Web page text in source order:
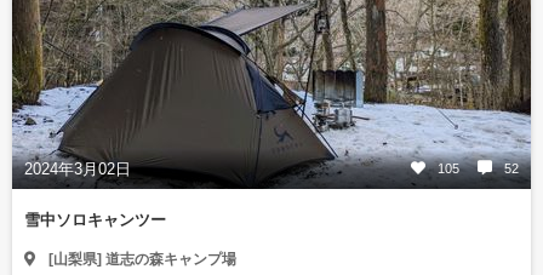
2024年3月02日 105 52
雪中ソロキャンツー
[山梨県] 道志の森キャンプ場